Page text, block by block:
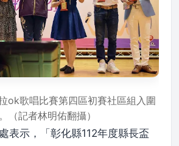
ok歌唱比賽第四區初賽社區組入圍
（記者林明佑翻攝）
表示，「彰化縣112年度縣長盃